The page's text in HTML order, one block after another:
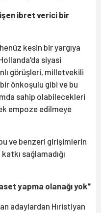
ibret verici bir
kesin bir yargıya
siyasi
görüşleri, milletvekili
önkoşulu gibi ve bu
sahip olabilecekleri
empoze edilmeye
ve benzeri girişimlerin
sağlamadığı
yapma olanağı yok"
adaylardan Hıristiyan